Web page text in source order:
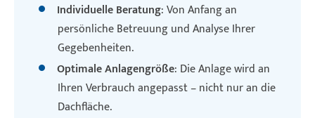
Individuelle Beratung: Von Anfang an
persönliche Betreuung und Analyse Ihrer
Gegebenheiten.
Optimale Anlagengröße: Die Anlage wird an
Ihren Verbrauch angepasst – nicht nur an die
Dachfläche.